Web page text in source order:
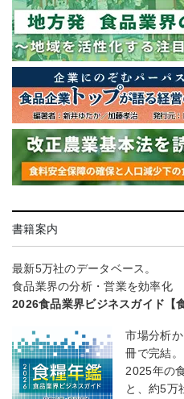
書籍案内
最新5万社のデータベース。
食品業界の分析・営業を効率化
2026食品業界ビジネスガイド【
市場分析
冊で完結。
2025年の
と、約5万